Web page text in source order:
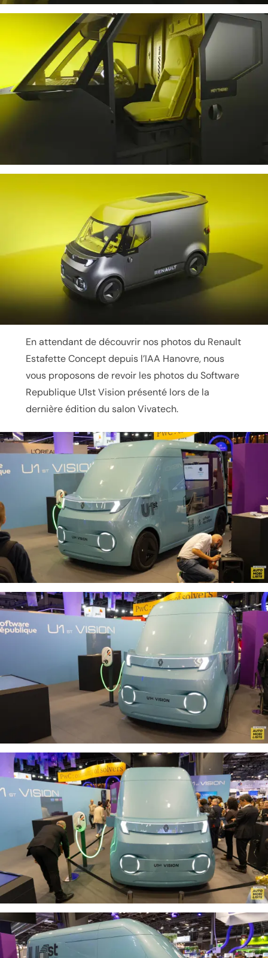
En attendant de découvrir nos photos du Renault
Estafette Concept depuis l’IAA Hanovre, nous
vous proposons de revoir les photos du Software
Republique U1st Vision présenté lors de la
dernière édition du salon Vivatech.